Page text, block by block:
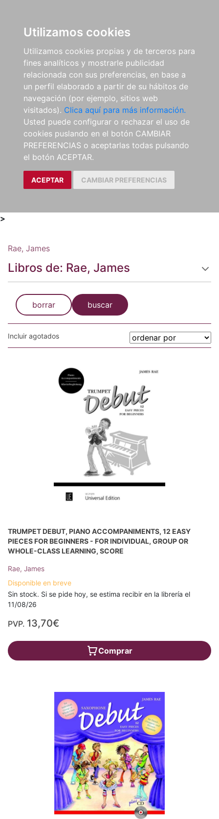
Utilizamos cookies
Utilizamos cookies propias y de terceros para
fines analíticos y mostrarle publicidad
relacionada con sus preferencias, en base a
un perfil elaborado a partir de su hábitos de
navegación (por ejemplo, sitios web
visitados). Clica aquí para más información.
Usted puede configurar o rechazar el uso de
cookies puslando en el botón CAMBIAR
PREFERENCIAS o aceptarlas todas pulsando
el botón ACEPTAR.
ACEPTAR CAMBIAR PREFERENCIAS
>
Rae, James
Libros de: Rae, James
borrar buscar
Incluir agotados
TRUMPET DEBUT, PIANO ACCOMPANIMENTS, 12 EASY
PIECES FOR BEGINNERS - FOR INDIVIDUAL, GROUP OR
WHOLE-CLASS LEARNING, SCORE
Rae, James
Disponible en breve
Sin stock. Si se pide hoy, se estima recibir en la librería el
11/08/26
PVP. 13,70€
Comprar